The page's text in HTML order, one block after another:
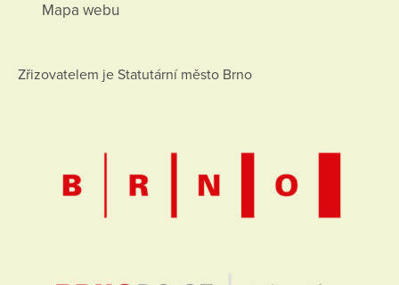
Mapa webu
Zřizovatelem je Statutární město Brno